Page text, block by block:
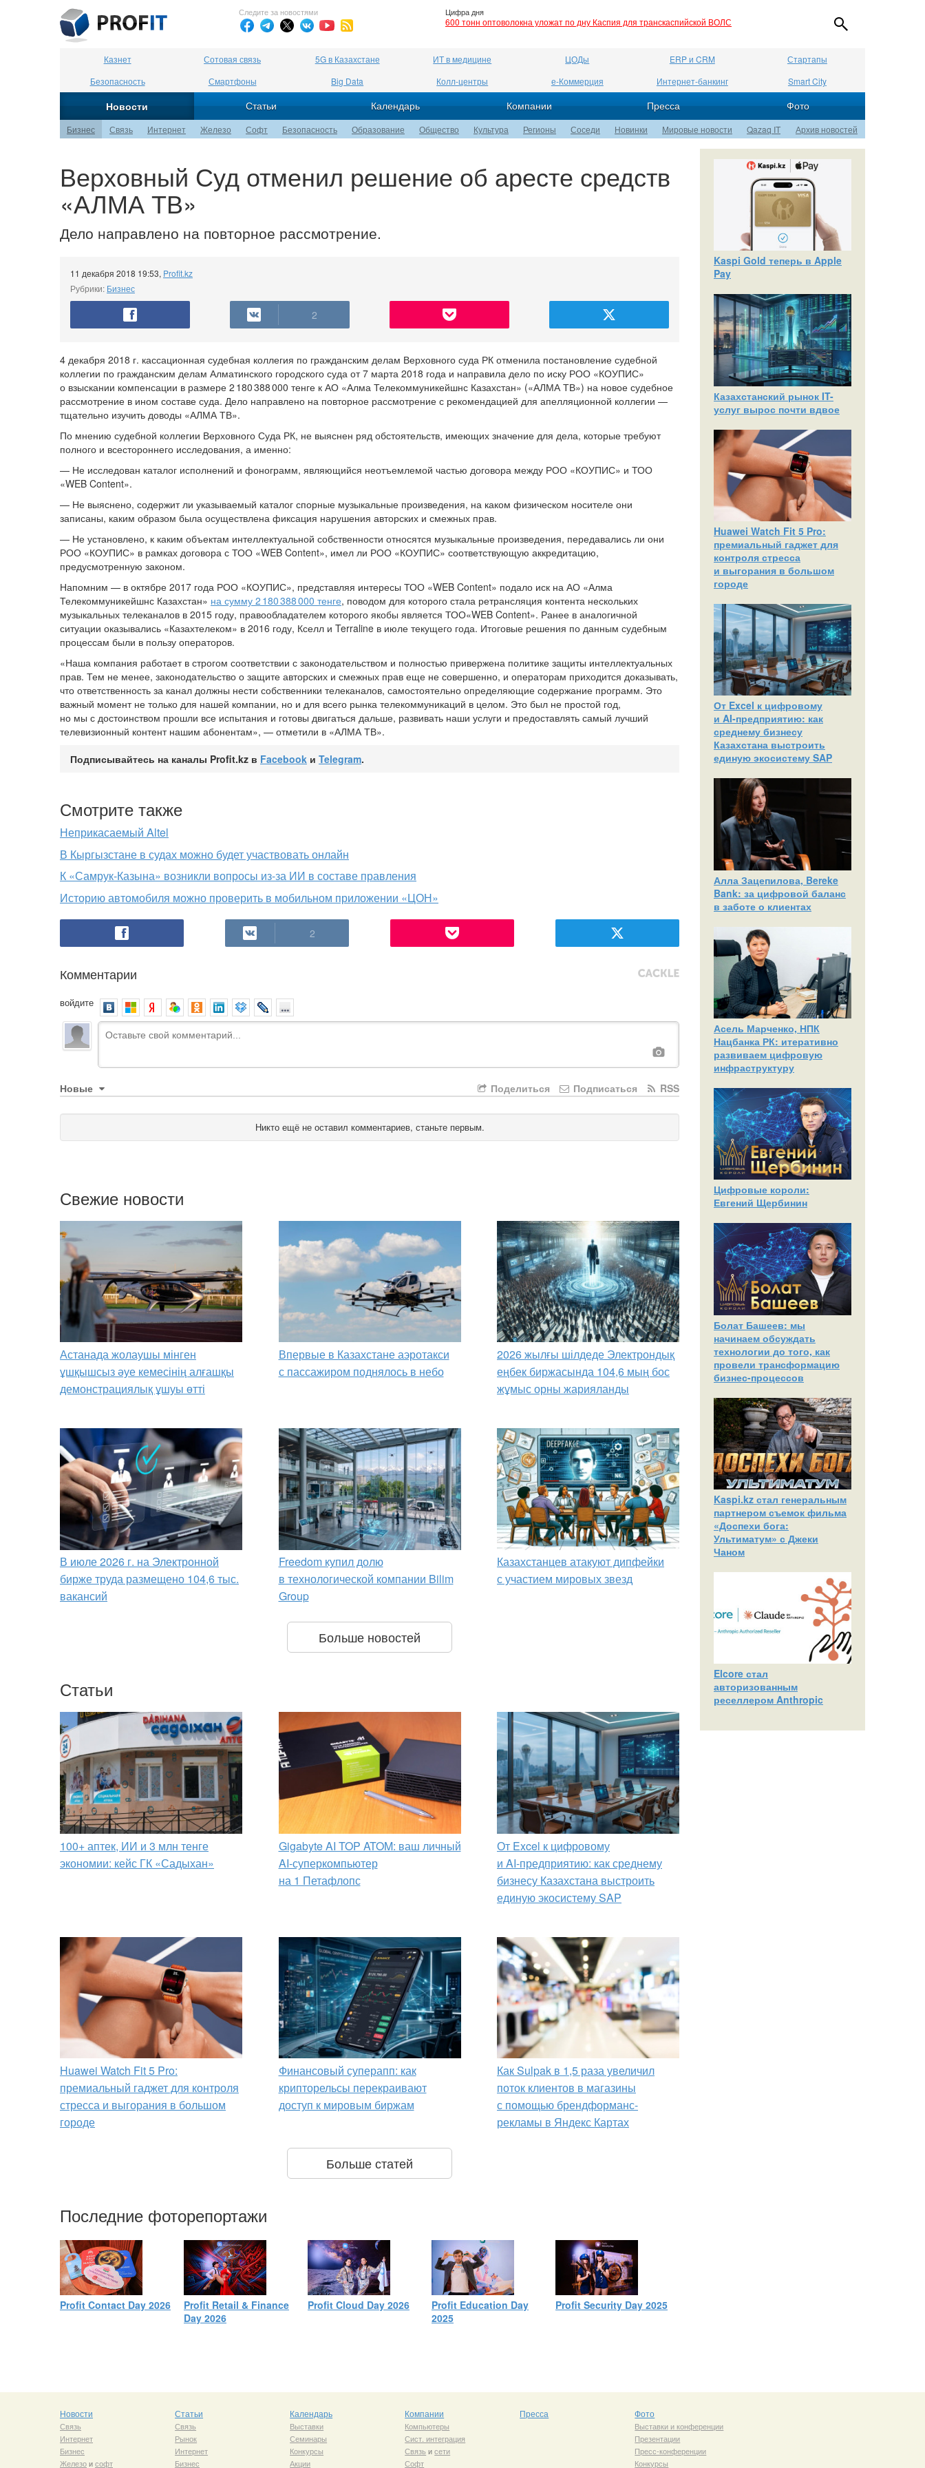
Следите за новостями Цифра дня
600 тонн оптоволокна уложат по дну Каспия для транскаспийской ВОЛС
Казнет Сотовая связь 5G в Казахстане ИТ в медицине ЦОДы ERP и CRM
Стартапы
Безопасность
Смартфоны Big Data Колл-центры е-Коммерция Интернет-банкинг Smart City
Новости Статьи Календарь Компании Пресса Фото
Бизнес Связь Интернет Железо Софт Безопасность Образование Общество Культура Регионы Соседи Новинки Мировые новости Qazaq IT Архив новостей
Верховный Суд отменил решение об аресте средств
«АЛМА ТВ»
Дело направлено на повторное рассмотрение.
11 декабря 2018 19:53, Profit.kz
Рубрики: Бизнес
2
4 декабря 2018 г. кассационная судебная коллегия по гражданским делам Верховного суда РК отменила постановление судебной
коллегии по гражданским делам Алматинского городского суда от 7 марта 2018 года и направила дело по иску РОО «КОУПИС»
о взыскании компенсации в размере 2 180 388 000 тенге к АО «Алма Телекоммуникейшнс Казахстан» («АЛМА ТВ») на новое судебное
рассмотрение в ином составе суда. Дело направлено на повторное рассмотрение с рекомендацией для апелляционной коллегии —
тщательно изучить доводы «АЛМА ТВ».
По мнению судебной коллегии Верховного Суда РК, не выяснен ряд обстоятельств, имеющих значение для дела, которые требуют
полного и всестороннего исследования, а именно:
— Не исследован каталог исполнений и фонограмм, являющийся неотъемлемой частью договора между РОО «КОУПИС» и ТОО
«WEB Content».
— Не выяснено, содержит ли указываемый каталог спорные музыкальные произведения, на каком физическом носителе они
записаны, каким образом была осуществлена фиксация нарушения авторских и смежных прав.
— Не установлено, к каким объектам интеллектуальной собственности относятся музыкальные произведения, передавались ли они
РОО «КОУПИС» в рамках договора с ТОО «WEB Content», имел ли РОО «КОУПИС» соответствующую аккредитацию,
предусмотренную законом.
Напомним — в октябре 2017 года РОО «КОУПИС», представляя интересы ТОО «WEB Content» подало иск на АО «Алма
Телекоммуникейшнс Казахстан» на сумму 2 180 388 000 тенге, поводом для которого стала ретрансляция контента нескольких
музыкальных телеканалов в 2015 году, правообладателем которого якобы является ТОО«WEB Content». Ранее в аналогичной
ситуации оказывались «Казахтелеком» в 2016 году, Кселл и Terraline в июле текущего года. Итоговые решения по данным судебным
процессам были в пользу операторов.
«Наша компания работает в строгом соответствии с законодательством и полностью привержена политике защиты интеллектуальных
прав. Тем не менее, законодательство о защите авторских и смежных прав еще не совершенно, и операторам приходится доказывать,
что ответственность за канал должны нести собственники телеканалов, самостоятельно определяющие содержание программ. Это
важный момент не только для нашей компании, но и для всего рынка телекоммуникаций в целом. Это был не простой год,
но мы с достоинством прошли все испытания и готовы двигаться дальше, развивать наши услуги и предоставлять самый лучший
телевизионный контент нашим абонентам», — отметили в «АЛМА ТВ».
Подписывайтесь на каналы Profit.kz в Facebook и Telegram.
Смотрите также
Неприкасаемый Altel
В Кыргызстане в судах можно будет участвовать онлайн
К «Самрук-Казына» возникли вопросы из-за ИИ в составе правления
Историю автомобиля можно проверить в мобильном приложении «ЦОН»
2
Комментарии
войдите
Новые RSS
Подписаться
Поделиться
Никто ещё не оставил комментариев, станьте первым.
Свежие новости
Астанада жолаушы мінген
ұшқышсыз әуе кемесінің алғашқы
демонстрациялық ұшуы өтті
Впервые в Казахстане аэротакси
с пассажиром поднялось в небо
2026 жылғы шілдеде Электрондық
еңбек биржасында 104,6 мың бос
жұмыс орны жарияланды
В июле 2026 г. на Электронной
бирже труда размещено 104,6 тыс.
вакансий
Freedom купил долю
в технологической компании Bilim
Group
Казахстанцев атакуют дипфейки
с участием мировых звезд
Больше новостей
Статьи
100+ аптек, ИИ и 3 млн тенге
экономии: кейс ГК «Садыхан»
Gigabyte AI TOP ATOM: ваш личный
AI-суперкомпьютер
на 1 Петафлопс
От Excel к цифровому
и AI‑предприятию: как среднему
бизнесу Казахстана выстроить
единую экосистему SAP
Huawei Watch Fit 5 Pro:
премиальный гаджет для контроля
стресса и выгорания в большом
городе
Финансовый суперапп: как
крипторельсы перекраивают
доступ к мировым биржам
Как Sulpak в 1,5 раза увеличил
поток клиентов в магазины
с помощью брендформанс-
рекламы в Яндекс Картах
Больше статей
Последние фоторепортажи
Profit Contact Day 2026
Profit Retail & Finance
Day 2026
Profit Cloud Day 2026
Profit Education Day
2025
Profit Security Day 2025
Kaspi Gold теперь в Apple
Pay
Казахстанский рынок IT-
услуг вырос почти вдвое
Huawei Watch Fit 5 Pro:
премиальный гаджет для
контроля стресса
и выгорания в большом
городе
От Excel к цифровому
и AI‑предприятию: как
среднему бизнесу
Казахстана выстроить
единую экосистему SAP
Алла Зацепилова, Bereke
Bank: за цифровой баланс
в заботе о клиентах
Асель Марченко, НПК
Нацбанка РК: итеративно
развиваем цифровую
инфраструктуру
Цифровые короли:
Евгений Щербинин
Болат Башеев: мы
начинаем обсуждать
технологии до того, как
провели трансформацию
бизнес-процессов
Kaspi.kz стал генеральным
партнером съемок фильма
«Доспехи бога:
Ультиматум» с Джеки
Чаном
Elcore стал
авторизованным
реселлером Anthropic
Новости
Связь
Интернет
Бизнес
Железоисофт
Статьи
Связь
Рынок
Интернет
Бизнес
Календарь
Выставки
Семинары
Конкурсы
Акции
Компании
Компьютеры
Сист. интеграция
Связь исети
Софт
Пресса Фото
Выставки и конференции
Презентации
Пресс-конференции
Конкурсы